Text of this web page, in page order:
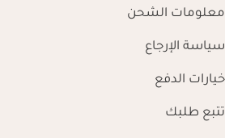
معلومات الشحن
سياسة الإرجاع
خيارات الدفع
تتبع طلبك